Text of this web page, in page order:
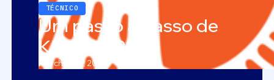
TÉCNICO
Um passo a passo de
Khipu 2023
March 28th, 2023